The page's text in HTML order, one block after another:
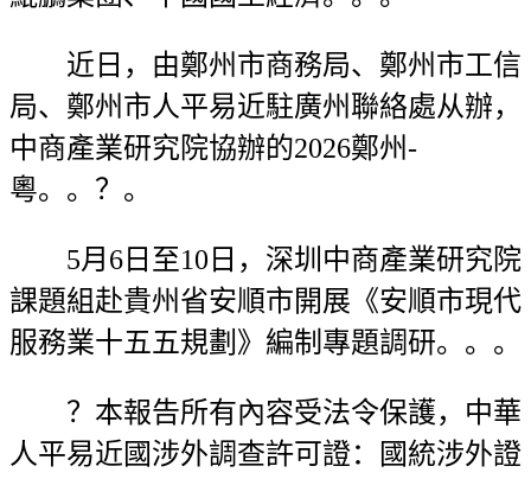
近日，由鄭州市商務局、鄭州市工信
局、鄭州市人平易近駐廣州聯絡處从辦，
中商產業研究院協辦的2026鄭州-
粵。。？。
5月6日至10日，深圳中商產業研究院
課題組赴貴州省安順市開展《安順市現代
服務業十五五規劃》編制專題調研。。。
？本報告所有內容受法令保護，中華
人平易近國涉外調查許可證：國統涉外證